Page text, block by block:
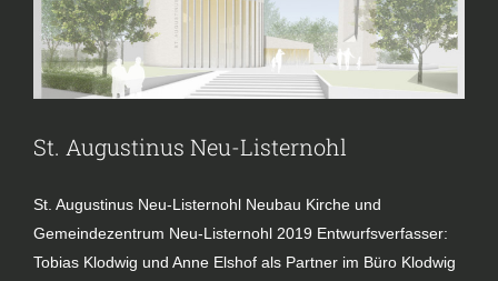
St. Augustinus Neu-Listernohl
St. Augustinus Neu-Listernohl Neubau Kirche und
Gemeindezentrum Neu-Listernohl 2019 Entwurfsverfasser:
Tobias Klodwig und Anne Elshof als Partner im Büro Klodwig